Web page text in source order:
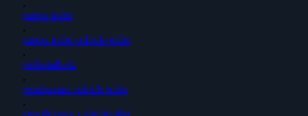
,
partisi toilet
,
partisi toilet cubicle toilet
,
pedestalkaki
,
pembuatan cubicle toilet
,